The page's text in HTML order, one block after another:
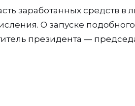
заработанных средств в
О запуске подобного
президента —